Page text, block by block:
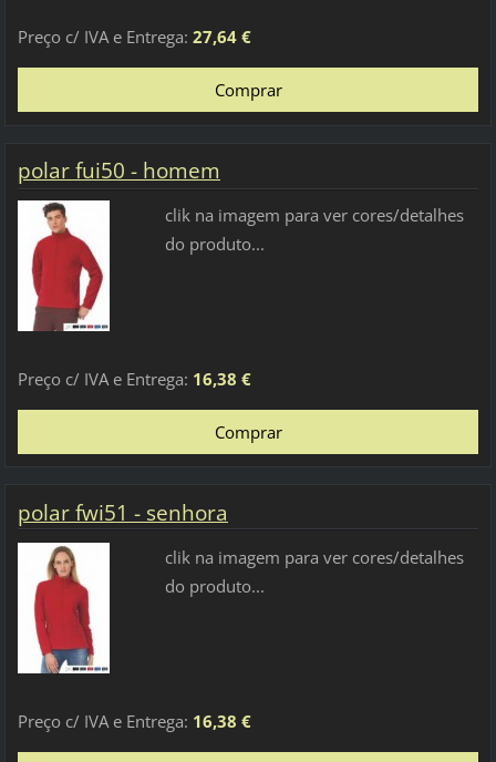
Preço c/ IVA e Entrega: 27,64 €
polar fui50 - homem
clik na imagem para ver cores/detalhes
do produto...
Preço c/ IVA e Entrega: 16,38 €
polar fwi51 - senhora
clik na imagem para ver cores/detalhes
do produto...
Preço c/ IVA e Entrega: 16,38 €